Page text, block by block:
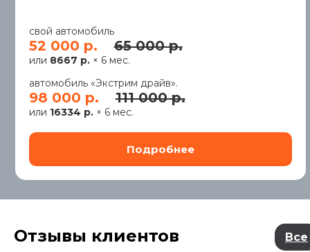
свой автомобиль
52 000 р. 65 000 р.
или 8667 р.× 6 мес.
автомобиль «Экстрим драйв».
98 000 р. 111 000 р.
или 16334 р.× 6 мес.
Отзывы клиентов Все